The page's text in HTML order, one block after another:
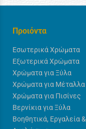
Προιόντα
Εσωτερικά Χρώματα
Εξωτερικά Χρώματα
Χρώματα για Ξύλα
Χρώματα για Μέταλλα
Χρώματα για Πισίνες
Βερνίκια για Ξύλα
Βοηθητικά, Εργαλεία &